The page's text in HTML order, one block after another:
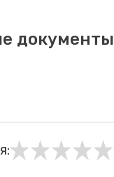
документы